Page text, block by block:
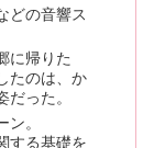
どの音響ス
に帰りた
たのは、か
った。
。
する基礎を